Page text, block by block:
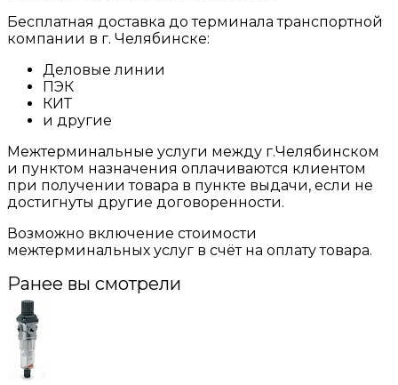
Бесплатная доставка до терминала транспортной
компании в г. Челябинске:
Деловые линии
ПЭК
КИТ
и другие
Межтерминальные услуги между г.Челябинском
и пунктом назначения оплачиваются клиентом
при получении товара в пункте выдачи, если не
достигнуты другие договоренности.
Возможно включение стоимости
межтерминальных услуг в счёт на оплату товара.
Ранее вы смотрели